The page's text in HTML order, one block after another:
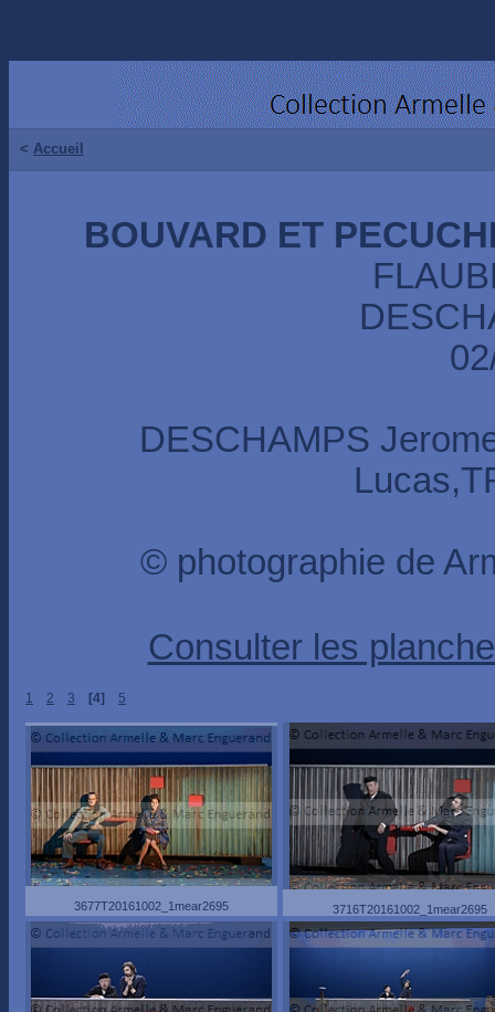
< Accueil
BOUVARD ET
DESCHAMPS
© photographie de
Consulter les
1 2 3 [4] 5
3677T20161002_1mear2695 3716T20161002_1mear2695